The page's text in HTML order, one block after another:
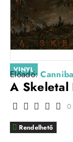
VINYL
Előadó:
A Skeletal
Rendelhető
0